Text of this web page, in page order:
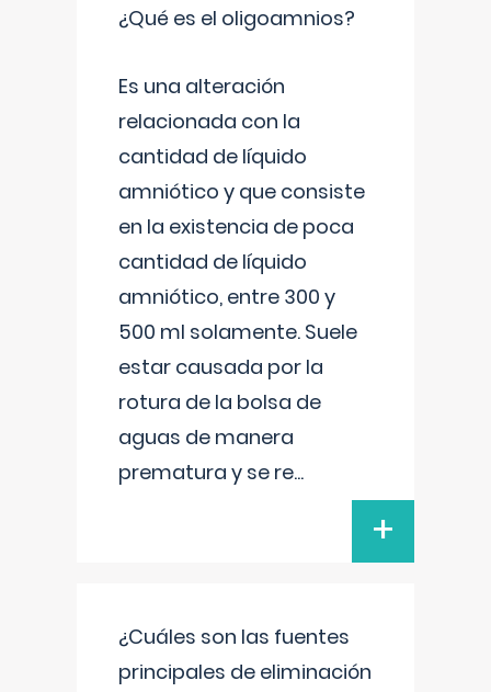
¿Qué es el oligoamnios?
Es una alteración
relacionada con la
cantidad de líquido
amniótico y que consiste
en la existencia de poca
cantidad de líquido
amniótico, entre 300 y
500 ml solamente. Suele
estar causada por la
rotura de la bolsa de
aguas de manera
prematura y se re...
+
¿Cuáles son las fuentes
principales de eliminación